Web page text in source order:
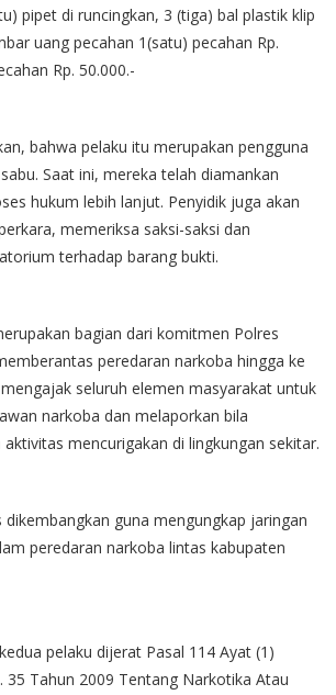
pipet di runcingkan, 3 (tiga) bal plastik klip
uang pecahan 1(satu) pecahan Rp.
Rp. 50.000.-
bahwa pelaku itu merupakan pengguna
Saat ini, mereka telah diamankan
hukum lebih lanjut. Penyidik juga akan
memeriksa saksi-saksi dan
terhadap barang bukti.
bagian dari komitmen Polres
peredaran narkoba hingga ke
seluruh elemen masyarakat untuk
narkoba dan melaporkan bila
mencurigakan di lingkungan sekitar.
dikembangkan guna mengungkap jaringan
peredaran narkoba lintas kabupaten
pelaku dijerat Pasal 114 Ayat (1)
35 Tahun 2009 Tentang Narkotika Atau